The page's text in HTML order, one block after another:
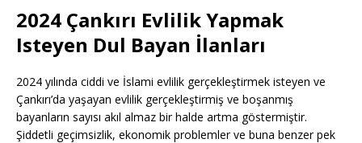
2024 Çankırı Evlilik Yapmak
Isteyen Dul Bayan İlanları
2024 yılında ciddi ve İslami evlilik gerçekleştirmek isteyen ve
Çankırı’da yaşayan evlilik gerçekleştirmiş ve boşanmış
bayanların sayısı akıl almaz bir halde artma göstermiştir.
Şiddetli geçimsizlik, ekonomik problemler ve buna benzer pek